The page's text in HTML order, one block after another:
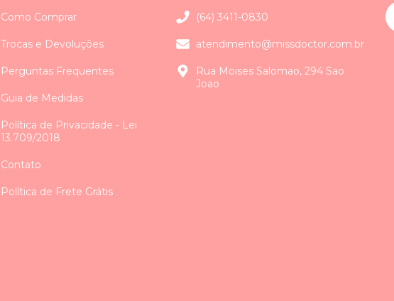
Como Comprar
Trocas e Devoluções
Perguntas Frequentes
Guia de Medidas
Política de Privacidade - Lei
13.709/2018
Contato
Política de Frete Grátis
(64) 3411-0830
atendimento@missdoctor.com.br
Rua Moises Salomao, 294 Sao
Joao